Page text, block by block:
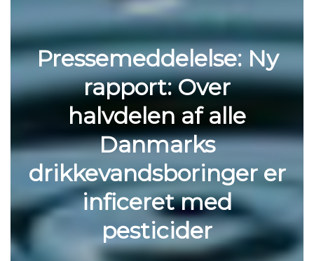
Pressemeddelelse: Ny
rapport: Over
halvdelen af alle
Danmarks
drikkevandsboringer er
inficeret med
pesticider